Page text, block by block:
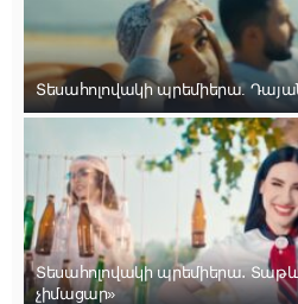
Տեսահոլովակի պրեմիերա.
Տեսահոլովակի պրեմիերա․
չիմացար»